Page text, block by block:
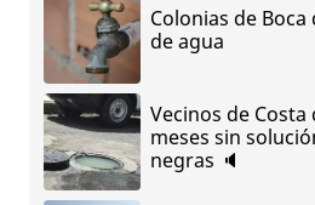
Colonias de
de agua
Vecinos de
meses sin
negras 🔈